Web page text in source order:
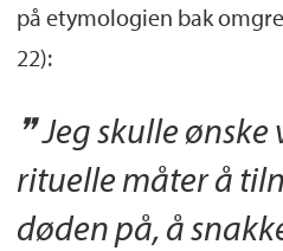
på etymologien bak
22):
Jeg skulle
rituelle måter å
døden på, å